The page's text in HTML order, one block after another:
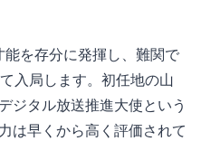
を存分に発揮し、難関で
入局します。初任地の山
ジタル放送推進大使という
は早くから高く評価されて